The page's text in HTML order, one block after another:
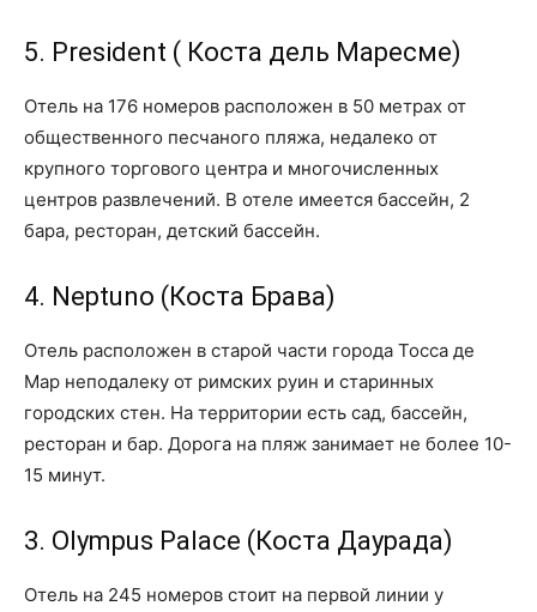
5. President ( Коста дель Маресме)
Отель на 176 номеров расположен в 50 метрах от
общественного песчаного пляжа, недалеко от
крупного торгового центра и многочисленных
центров развлечений. В отеле имеется бассейн, 2
бара, ресторан, детский бассейн.
4. Neptuno (Коста Брава)
Отель расположен в старой части города Тосса де
Мар неподалеку от римских руин и старинных
городских стен. На территории есть сад, бассейн,
ресторан и бар. Дорога на пляж занимает не более 10-
15 минут.
3. Olympus Palace (Коста Даурада)
Отель на 245 номеров стоит на первой линии у